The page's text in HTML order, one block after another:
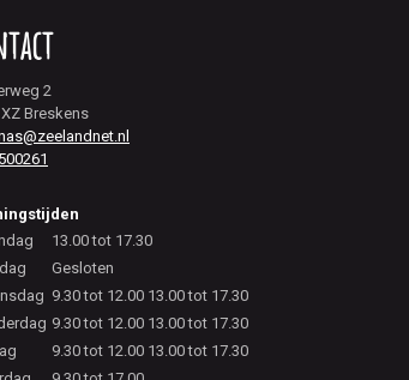
2
Breskens
13.00 tot 17.30
Gesloten
9.30 tot 12.00 13.00 tot 17.30
9.30 tot 12.00 13.00 tot 17.30
9.30 tot 12.00 13.00 tot 17.30